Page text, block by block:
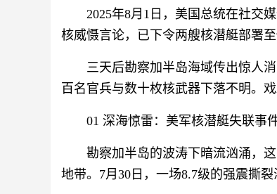
2025年8月1日，美国总统在社交
核威慑言论，已下令两艘核潜艇部署至
三天后勘察加半岛海域传出惊人
百名官兵与数十枚核武器下落不明。
01 深海惊雷：美军核潜艇失联事
勘察加半岛的波涛下暗流汹涌，
地带。7月30日，一场8.7级的强震撕